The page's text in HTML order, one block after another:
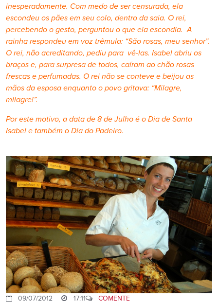
inesperadamente. Com medo de ser censurada, ela
escondeu os pães em seu colo, dentro da saia. O rei,
percebendo o gesto, perguntou o que ela escondia. A
rainha respondeu em voz trêmula: “São rosas, meu senhor”.
O rei, não acreditando, pediu para vê-las. Isabel abriu os
braços e, para surpresa de todos, caíram ao chão rosas
frescas e perfumadas. O rei não se conteve e beijou as
mãos da esposa enquanto o povo gritava: “Milagre,
milagre!”.
Por este motivo, a data de 8 de Julho é o Dia de Santa
Isabel e também o Dia do Padeiro.
09/07/2012 17:11 COMENTE